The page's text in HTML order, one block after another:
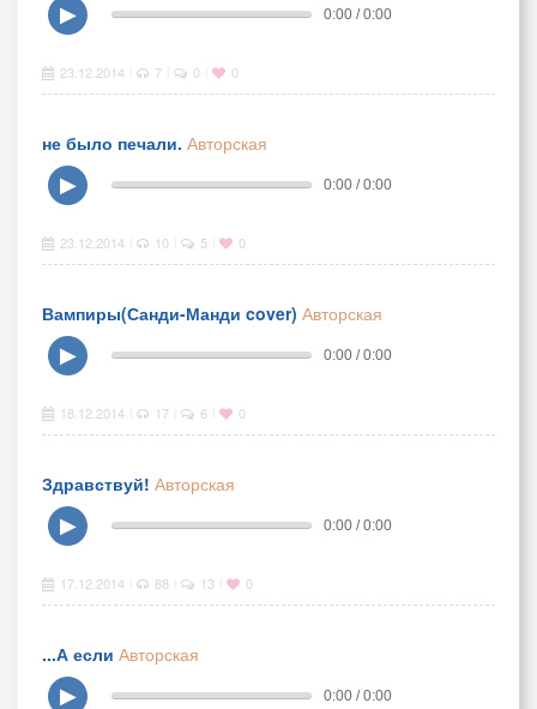
▶
0:00 / 0:00
23.12.2014 7 0 0
не было печали. Авторская
▶
0:00 / 0:00
23.12.2014 10 5 0
Вампиры(Санди-Манди cover) Авторская
▶
0:00 / 0:00
18.12.2014 17 6 0
Здравствуй! Авторская
▶
0:00 / 0:00
17.12.2014 88 13 0
...А если Авторская
▶
0:00 / 0:00